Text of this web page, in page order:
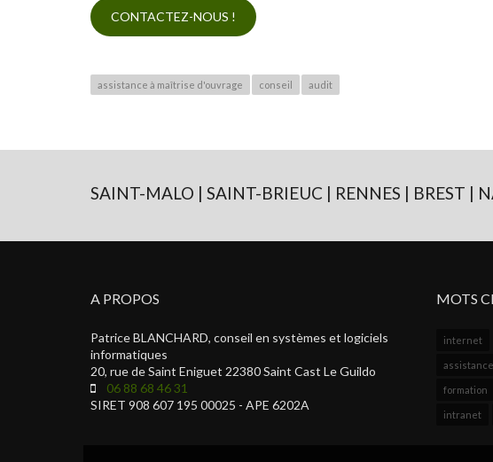
CONTACTEZ-NOUS !
assistance à maîtrise d'ouvrage conseil audit
SAINT-MALO | SAINT-BRIEUC | RENNES | BREST |
A PROPOS
Patrice BLANCHARD, conseil en systèmes et logiciels
informatiques
20, rue de Saint Eniguet 22380 Saint Cast Le Guildo
06 88 68 46 31
SIRET 908 607 195 00025 - APE 6202A
MOTS
internet
formation
intranet